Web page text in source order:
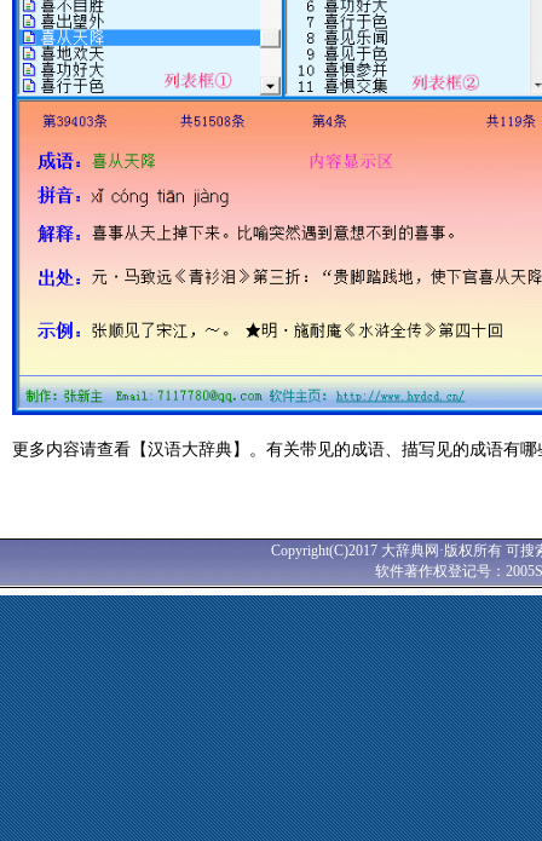
更多内容请查看【汉语大辞典】。有关带见的成语、描写见的成语有
Copyright(C)2017 大辞典网·版权所有 可
软件著作权登记号：